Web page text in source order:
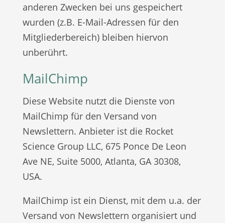
anderen Zwecken bei uns gespeichert
wurden (z.B. E-Mail-Adressen für den
Mitgliederbereich) bleiben hiervon
unberührt.
MailChimp
Diese Website nutzt die Dienste von
MailChimp für den Versand von
Newslettern. Anbieter ist die Rocket
Science Group LLC, 675 Ponce De Leon
Ave NE, Suite 5000, Atlanta, GA 30308,
USA.
MailChimp ist ein Dienst, mit dem u.a. der
Versand von Newslettern organisiert und